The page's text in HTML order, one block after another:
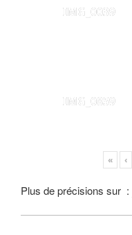
IMG_0039
IMG_0859
« ‹
Plus de précisions sur :